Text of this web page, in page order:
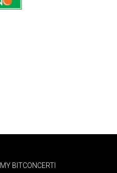
MY BITCONCERTI